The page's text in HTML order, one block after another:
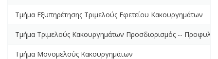
Τμήμα Εξυπηρέτησης Τριμελούς Εφετείου Κακουργημάτων
Τμήμα Τριμελούς Κακουργημάτων Προσδιορισμός --
Τμήμα Μονομελούς Κακουργημάτων